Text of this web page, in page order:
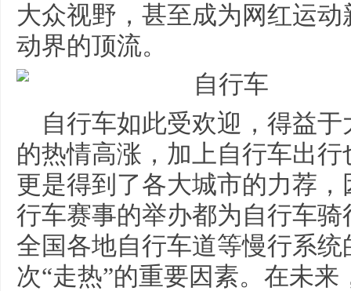
大众视野，甚至成为网红运
动界的顶流。
自行车如此受欢迎，得益
的热情高涨，加上自行车出
更是得到了各大城市的力荐
行车赛事的举办都为自行车
全国各地自行车道等慢行系
次“走热”的重要因素。在未